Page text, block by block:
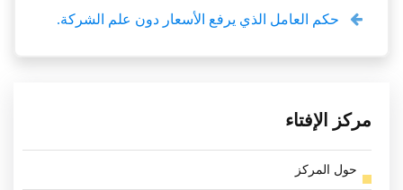
حكم العامل الذي يرفع الأسعار دون علم الشركة.
مركز الإفتاء
حول المركز